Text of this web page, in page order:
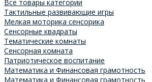
Все товары категории
Тактильные развивающие игры
Мелкая моторика сенсорика
Сенсорные квадраты
Тематические комнаты
Сенсорная комната
Патриотическое воспитание
Математика и Финансовая грамотность
Математика и Финансовая грамотность